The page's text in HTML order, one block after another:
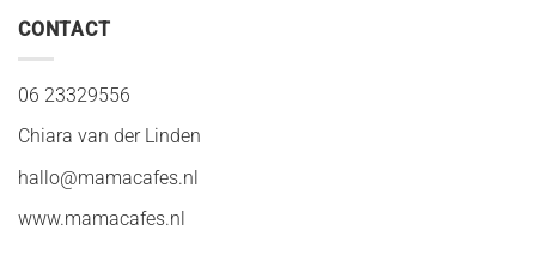
CONTACT
06 23329556
Chiara van der Linden
hallo@mamacafes.nl
www.mamacafes.nl